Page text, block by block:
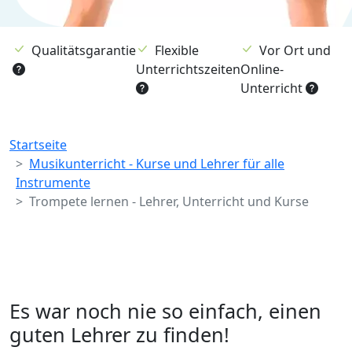
Qualitätsgarantie
Flexible
Unterrichtszeiten
Vor Ort und
Online-
Unterricht
Breadcrumb
Startseite
Musikunterricht - Kurse und Lehrer für alle
Instrumente
Trompete lernen - Lehrer, Unterricht und Kurse
Es war noch nie so einfach, einen
guten Lehrer zu finden!